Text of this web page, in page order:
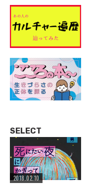
SELECT
2018.02.10